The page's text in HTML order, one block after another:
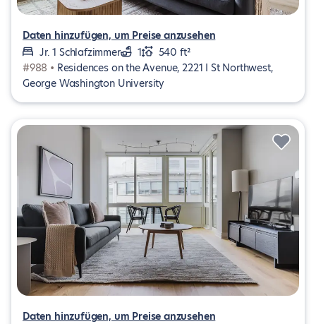
Daten hinzufügen, um Preise anzusehen
Jr. 1 Schlafzimmer
1
540 ft²
#988 • Residences on the Avenue, 2221 I St Northwest,
George Washington University
Daten hinzufügen, um Preise anzusehen